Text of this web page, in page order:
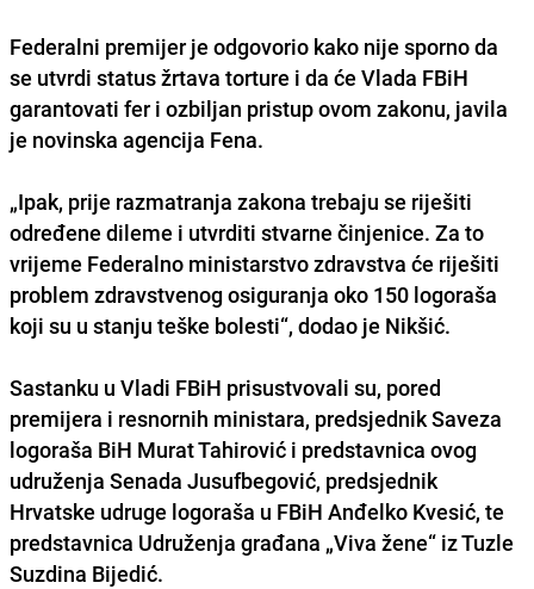
Federalni premijer je odgovorio kako nije sporno da
se utvrdi status žrtava torture i da će Vlada FBiH
garantovati fer i ozbiljan pristupovom zakonu, javila
je novinska agencija Fena.
„Ipak, prije razmatranja zakona trebaju se riješiti
određene dileme i utvrditi stvarne činjenice. Za to
vrijeme Federalno ministarstvo zdravstva će riješiti
problem zdravstvenog osiguranja oko 150 logoraša
koji su u stanju teške bolesti“, dodao je Nikšić.
Sastanku u Vladi FBiH prisustvovali su, pored
premijera i resnornih ministara, predsjednik Saveza
logoraša BiH Murat Tahirović i predstavnica ovog
udruženja Senada Jusufbegović, predsjednik
Hrvatske udruge logoraša u FBiH Anđelko Kvesić, te
predstavnica Udruženja građana „Viva žene“ iz Tuzle
Suzdina Bijedić.